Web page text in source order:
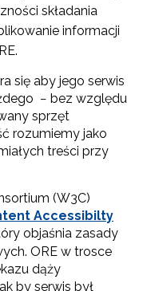
składania
informacji
się aby jego serwis
− bez względu
sprzęt
rozumiemy jako
treści przy
(W3C)
Accessibilty
objaśnia zasady
ORE w trosce
dąży
by serwis był